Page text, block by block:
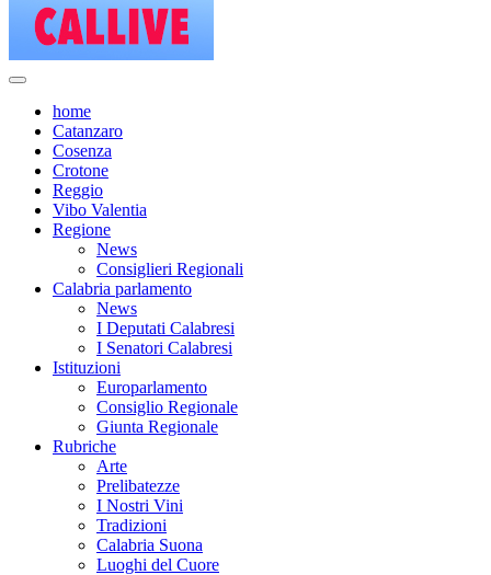
home
Catanzaro
Cosenza
Crotone
Reggio
Vibo Valentia
Regione
News
Consiglieri Regionali
Calabria parlamento
News
I Deputati Calabresi
I Senatori Calabresi
Istituzioni
Europarlamento
Consiglio Regionale
Giunta Regionale
Rubriche
Arte
Prelibatezze
I Nostri Vini
Tradizioni
Calabria Suona
Luoghi del Cuore